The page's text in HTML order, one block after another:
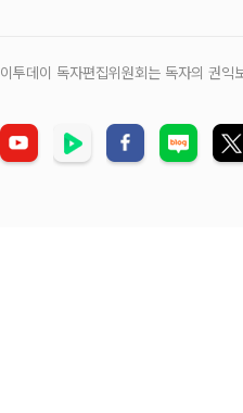
이투데이 독자편집위원회는 독자의 권익